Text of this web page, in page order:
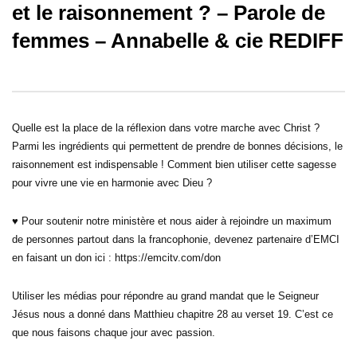
29:02 29:42
et le raisonnement ? – Parole de
femmes – Annabelle & cie REDIFF
Quelle est la place de la réflexion dans votre marche avec Christ ?
Parmi les ingrédients qui permettent de prendre de bonnes décisions, le
raisonnement est indispensable ! Comment bien utiliser cette sagesse
pour vivre une vie en harmonie avec Dieu ?
♥ Pour soutenir notre ministère et nous aider à rejoindre un maximum
de personnes partout dans la francophonie, devenez partenaire d’EMCI
en faisant un don ici : https://emcitv.com/don
Utiliser les médias pour répondre au grand mandat que le Seigneur
Jésus nous a donné dans Matthieu chapitre 28 au verset 19. C’est ce
que nous faisons chaque jour avec passion.